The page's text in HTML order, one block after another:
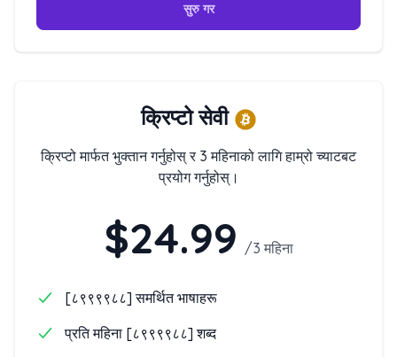
सुरु गर
क्रिप्टो सेवी
क्रिप्टो मार्फत भुक्तान गर्नुहोस् र 3 महिनाको लागि हाम्रो च्याटबट
प्रयोग गर्नुहोस्।
$24.99 /3 महिना
[८९९९९८८] समर्थित भाषाहरू
प्रति महिना [८९९९९८८] शब्द